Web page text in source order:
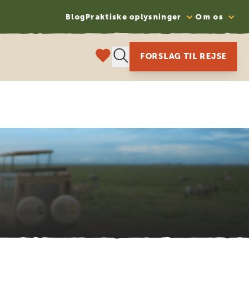
BlogPraktiske oplysninger Om os
FORSLAG TIL REJSE